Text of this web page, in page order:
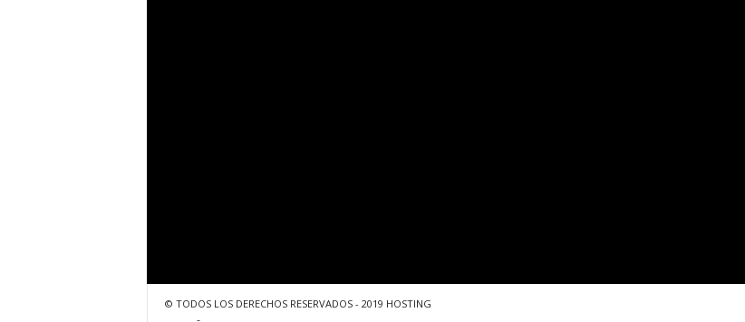
© TODOS LOS DERECHOS RESERVADOS - 2019 HOSTING